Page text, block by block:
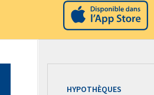
HYPOTHÈQUES